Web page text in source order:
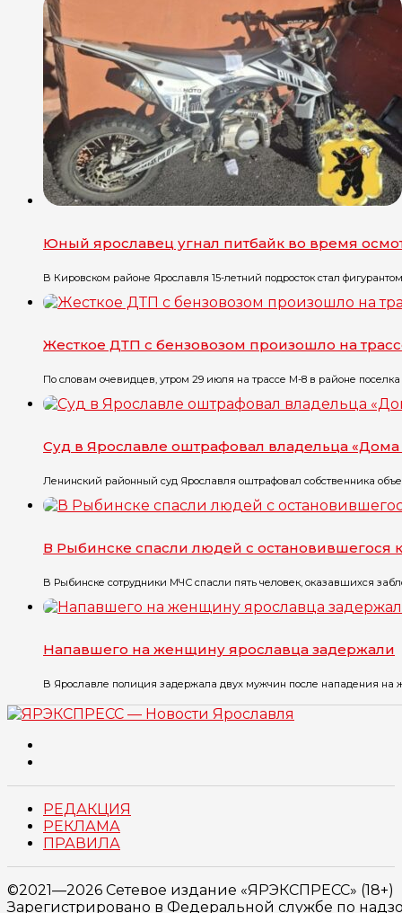
Юный ярославец угнал питбайк во время
В Кировском районе Ярославля 15-летний подросток стал фигурантом
Жесткое ДТП с бензовозом произошло на
По словам очевидцев, утром 29 июля на трассе М-8 в районе поселка
Суд в Ярославле оштрафовал владельца «Дома
Ленинский районный суд Ярославля оштрафовал собственника
В Рыбинске спасли людей с остановившегося
В Рыбинске сотрудники МЧС спасли пять человек, оказавшихся
Напавшего на женщину ярославца задержали
В Ярославле полиция задержала двух мужчин после нападения на
РЕДАКЦИЯ
РЕКЛАМА
ПРАВИЛА
©2021—2026 Сетевое издание «ЯРЭКСПРЕСС» (18+)
Зарегистрировано в Федеральной службе по